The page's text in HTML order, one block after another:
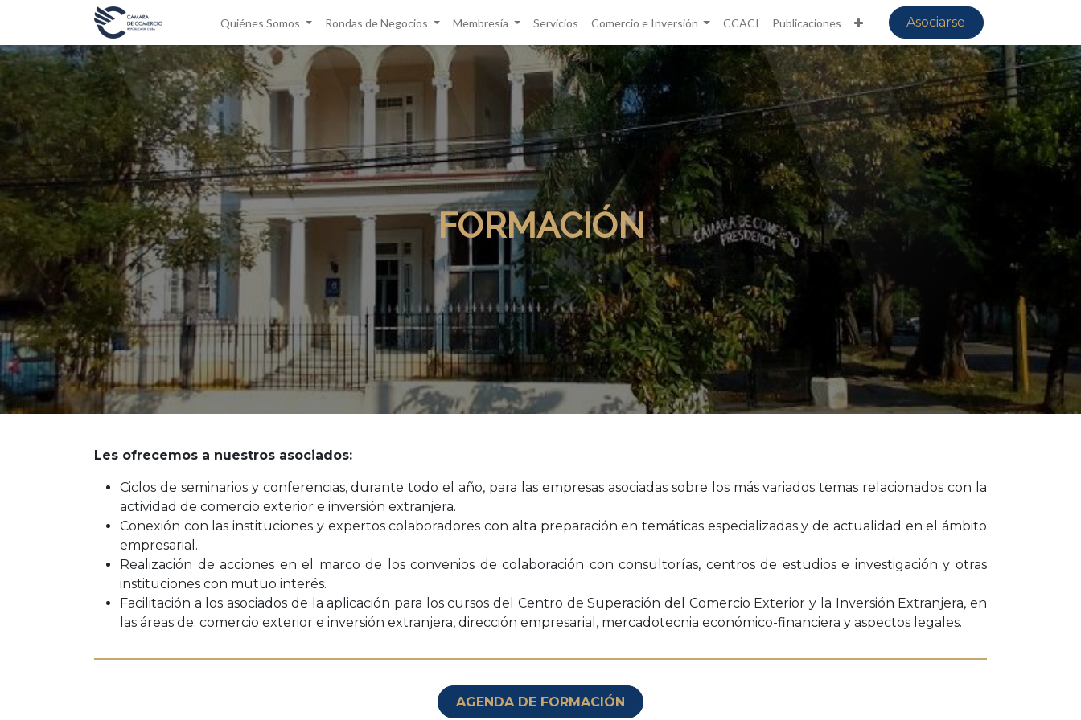
Quiénes Somos Rondas de Negocios Membresía Servicios Comercio e Inversión CCACI Publicaciones Asociarse
FORMACIÓN
Les ofrecemos a nuestros asociados:
Ciclos de seminarios y conferencias, durante todo el año, para las empresas asociadas sobre los más variados temas relacionados con la
actividad de comercio exterior e inversión extranjera.
Conexión con las instituciones y expertos colaboradores con alta preparación en temáticas especializadas y de actualidad en el ámbito
empresarial.
Realización de acciones en el marco de los convenios de colaboración con consultorías, centros de estudios e investigación y otras
instituciones con mutuo interés.
Facilitación a los asociados de la aplicación para los cursos del Centro de Superación del Comercio Exterior y la Inversión Extranjera, en
las áreas de: comercio exterior e inversión extranjera, dirección empresarial, mercadotecnia económico-financiera y aspectos legales.
AGENDA DE FORMACIÓN